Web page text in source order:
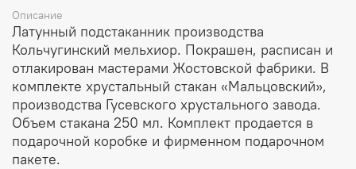
Описание
Латунный подстаканник производства
Кольчугинский мельхиор. Покрашен, расписан и
отлакирован мастерами Жостовской фабрики. В
комплекте хрустальный стакан «Мальцовский»,
производства Гусевского хрустального завода.
Объем стакана 250 мл. Комплект продается в
подарочной коробке и фирменном подарочном
пакете.